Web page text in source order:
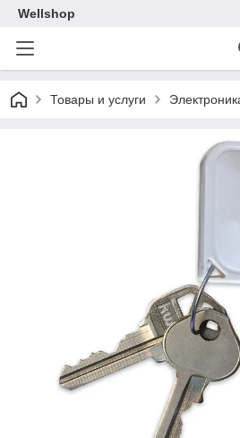
Wellshop
Товары и услуги